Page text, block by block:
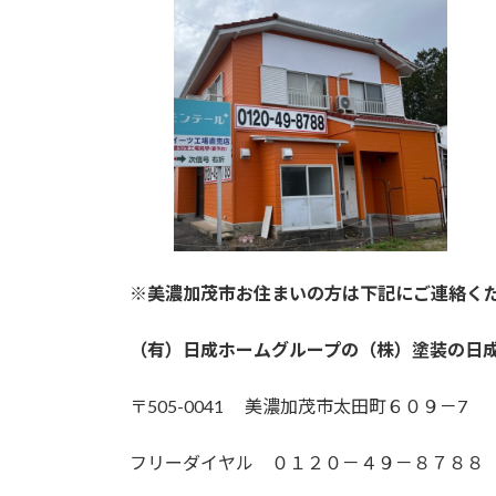
※美濃加茂市お住まいの方は下記にご連絡く
（有）日成ホームグループの（株）塗装の日成
〒505-0041 美濃加茂市太田町６０９－7
フリーダイヤル ０１２０－４９－８７８８